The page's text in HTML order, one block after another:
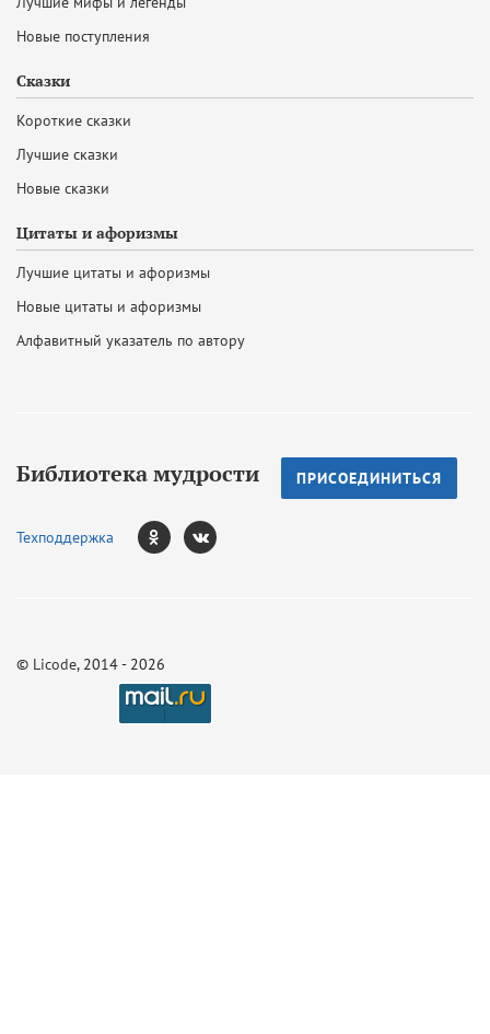
Новые поступления
Сказки
Короткие сказки
Лучшие сказки
Новые сказки
Цитаты и афоризмы
Лучшие цитаты и афоризмы
Новые цитаты и афоризмы
Алфавитный указатель по автору
Библиотека мудрости ПРИСОЕДИНИТЬСЯ
Техподдержка
© Licode, 2014 - 2026